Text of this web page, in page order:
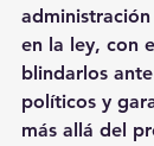
en la ley, con
blindarlos
políticos y
más allá del